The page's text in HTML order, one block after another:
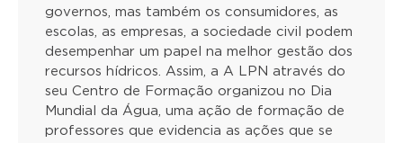
governos, mas também os consumidores, as
escolas, as empresas, a sociedade civil podem
desempenhar um papel na melhor gestão dos
recursos hídricos. Assim, a A LPN através do
seu Centro de Formação organizou no Dia
Mundial da Água, uma ação de formação de
professores que evidencia as ações que se